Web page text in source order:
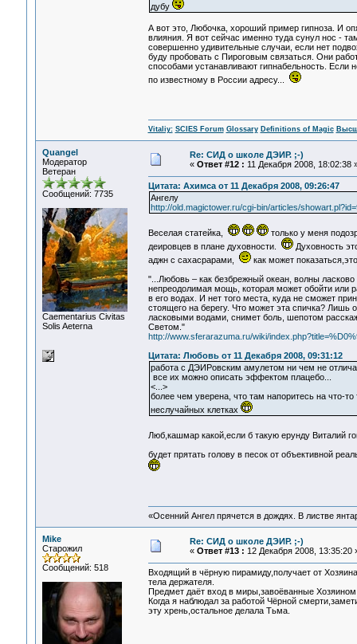
дубу
А вот это, Любочка, хороший пример гипноза. И
влияния. Я вот сейчас именно туда сунул нос -
совершенно удивительные случаи, если нет
буду пробовать с Пироговым связаться. Они
способами устанавливают гипнабельность.
по известному в России адресу...
Vitaliy: SCIES Forum Glossary Definitions of Magic
Quangel
Модератор
Ветеран
Сообщений: 7735
Сaementarius Civitas
Solis Aeterna
Re: СИД о школе ДЭИР. ;-)
« Ответ #12 : 11 Декабря 2008, 18:02:38
Цитата: Ахимса от 11 Декабря 2008, 09:26:47
Ангелу
http://old.magictower.ru/cgi-bin/articles/
Веселая статейка,
только у меня
деировцев в плане духовности.
Духовность
аджн с сахасрарами,
как может
"...Любовь – как безбрежный океан, волны
непреодолимая мощь, которая может обойти или
в его водах. И нет того места, куда не сможет
стоящего на берегу. Что может эта спичка?
ласковыми водами, снимет боль, шепотом
Светом."
http://www.sferarazuma.ru/wiki/
Цитата: Любовь от 11 Декабря 2008, 09:31:12
работа с ДЭИРовским амулетом ни чем не
все их можно описать эффектом плацебо...
<...>
более чем уверена, что там напоритесь на что-
неслучайных клетках
Люб,кашмар какой,если б такую ерунду Виталий
будет прятать голову в песок от объективной
«Осенний Ангел прячется в дождях. В листве
Mike
Старожил
Сообщений: 518
Re: СИД о школе ДЭИР. ;-)
« Ответ #13 : 12 Декабря 2008, 13:35:20
Входящий в чёрную пирамиду,получает от
тела держателя.
Предмет даёт вход в миры,завоёванные
Когда я наблюдал за работой Чёрной
эту хрень,остальное делала Тьма.